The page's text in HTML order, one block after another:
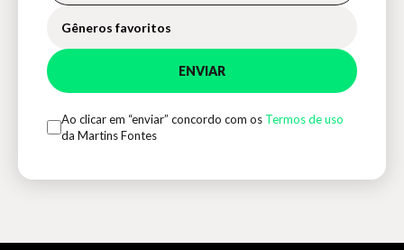
Gêneros favoritos
ENVIAR
Ao clicar em “enviar” concordo com os Termos de uso
da Martins Fontes